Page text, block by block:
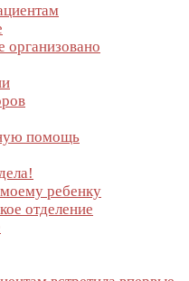
организовано
помощь
ребенку
отделение